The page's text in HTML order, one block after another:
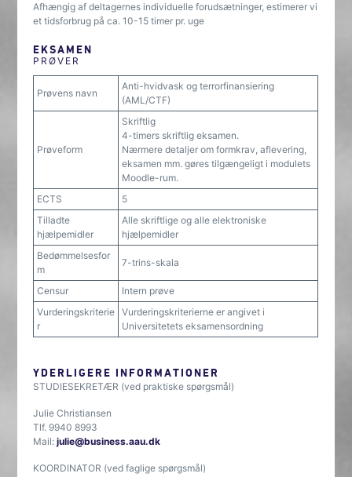
Afhængig af deltagernes individuelle forudsætninger, estimerer vi
et tidsforbrug på ca. 10-15 timer pr. uge
EKSAMEN
PRØVER
Prøvens navn
Anti-hvidvask og terrorfinansiering
(AML/CTF)
Prøveform
Skriftlig
4-timers skriftlig eksamen.
Nærmere detaljer om formkrav, aflevering,
eksamen mm. gøres tilgængeligt i modulets
Moodle-rum.
ECTS
5
Tilladte
hjælpemidler
Alle skriftlige og alle elektroniske
hjælpemidler
Bedømmelsesfor
m
7-trins-skala
Censur
Intern prøve
Vurderingskriterie
r
Vurderingskriterierne er angivet i
Universitetets eksamensordning
YDERLIGERE INFORMATIONER
STUDIESEKRETÆR (ved praktiske spørgsmål)
Julie Christiansen
Tlf. 9940 8993
Mail:julie@business.aau.dk
KOORDINATOR (ved faglige spørgsmål)